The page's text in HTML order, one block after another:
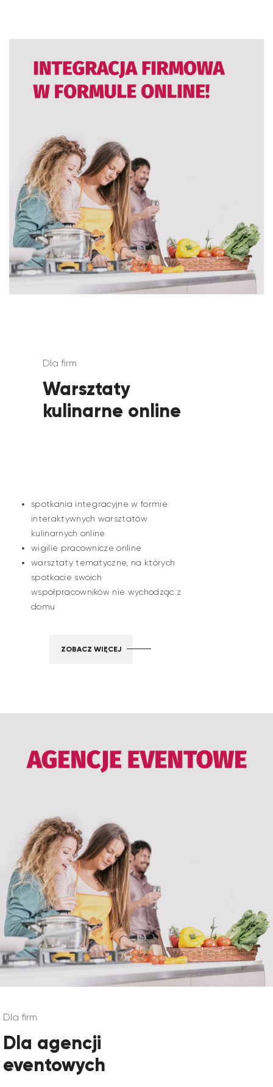
Dla firm
Warsztaty
kulinarne online
spotkania integracyjne w formie
interaktywnych warsztatów
kulinarnych online
wigilie pracownicze online
warsztaty tematyczne, na których
spotkacie swoich
współpracowników nie wychodząc z
domu
ZOBACZ WIĘCEJ
Dla firm
Dla agencji
eventowych